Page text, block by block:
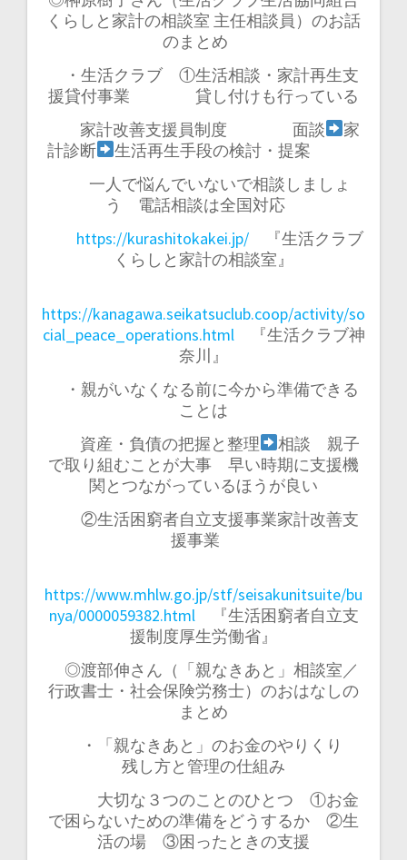
くらしと家計の相談室 主任相談員）のお話
のまとめ
・生活クラブ ①生活相談・家計再生支
援貸付事業 貸し付けも行っている
家計改善支援員制度 面談
家
計診断
生活再生手段の検討・提案
一人で悩んでいないで相談しましょ
う 電話相談は全国対応
https://kurashitokakei.jp/ 『生活クラブ
くらしと家計の相談室』
https://kanagawa.seikatsuclub.coop/activity/so
cial_peace_operations.html 『生活クラブ神
奈川』
・親がいなくなる前に今から準備できる
ことは
資産・負債の把握と整理
相談 親子
で取り組むことが大事 早い時期に支援機
関とつながっているほうが良い
②生活困窮者自立支援事業家計改善支
援事業
https://www.mhlw.go.jp/stf/seisakunitsuite/bu
nya/0000059382.html 『生活困窮者自立支
援制度厚生労働省』
◎渡部伸さん（「親なきあと」相談室／
行政書士・社会保険労務士）のおはなしの
まとめ
・「親なきあと」のお金のやりくり
残し方と管理の仕組み
大切な３つのことのひとつ ①お金
で困らないための準備をどうするか ②生
活の場 ③困ったときの支援